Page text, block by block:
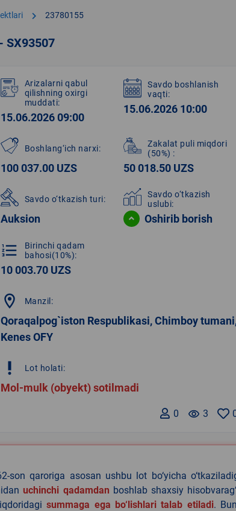
chevron_right 23780155
SX93507
Arizalarni qabul
qilishning oxirgi
muddati:
15.06.2026 09:00
Savdo boshlanish
vaqti:
15.06.2026 10:00
Boshlang‘ich narxi:
100 037.00 UZS
Zakalat puli miqdori
(50%) :
50 018.50 UZS
Savdo o‘tkazish turi:
Auksion
Savdo o‘tkazish
uslubi:
Oshirib borish
format_list_numbered
Birinchi qadam
bahosi(10%):
10 003.70 UZS
location_on Manzil:
Qoraqalpog`iston Respublikasi, Chimboy
Kenes OFY
priority_high Lot holati:
Mol-mulk (obyekt) sotilmadi
remove_red_eye 3
0
son qaroriga asosan ushbu lot bo‘yicha
uchinchi qadamdan boshlab shaxsiy
summaga ega bo‘lishlari talab etiladi.